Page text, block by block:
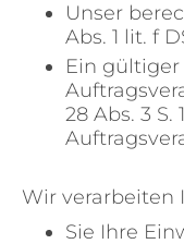
Unser
Abs. 1 lit. f
Ein gültiger
28 Abs. 3 S.
Wir verarbeiten
Sie Ihre